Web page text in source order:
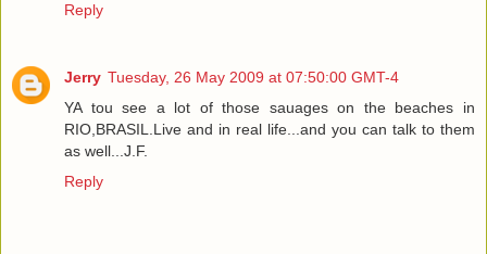
Reply
Jerry Tuesday, 26 May 2009 at 07:50:00 GMT-4
YA tou see a lot of those sauages on the beaches in
RIO,BRASIL.Live and in real life...and you can talk to them
as well...J.F.
Reply